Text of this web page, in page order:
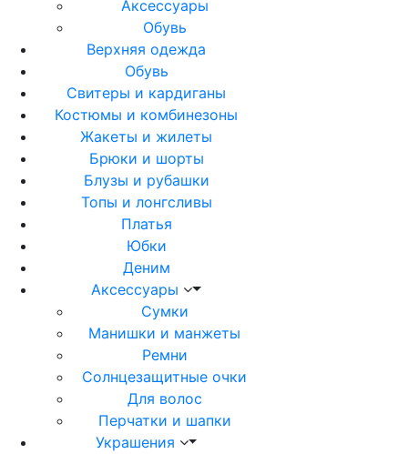
Аксессуары
Обувь
Верхняя одежда
Обувь
Свитеры и кардиганы
Костюмы и комбинезоны
Жакеты и жилеты
Брюки и шорты
Блузы и рубашки
Топы и лонгсливы
Платья
Юбки
Деним
Аксессуары
Сумки
Манишки и манжеты
Ремни
Солнцезащитные очки
Для волос
Перчатки и шапки
Украшения